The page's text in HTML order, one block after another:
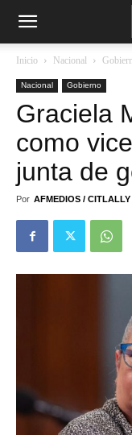
Inicio Nacional
Nacional Gobierno
Graciela
como
junta de
Por AFMEDIOS /